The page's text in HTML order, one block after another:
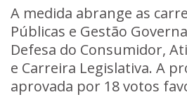
A medida abrange as
Públicas e Gestão
Defesa do Consumidor,
e Carreira Legislativa. A
aprovada por 18 votos